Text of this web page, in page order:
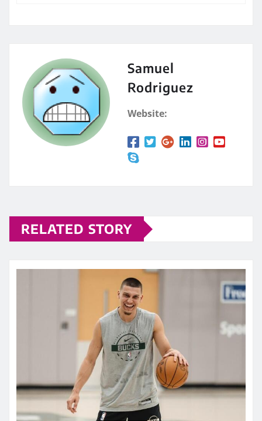
Samuel
Rodriguez
Website:
RELATED STORY